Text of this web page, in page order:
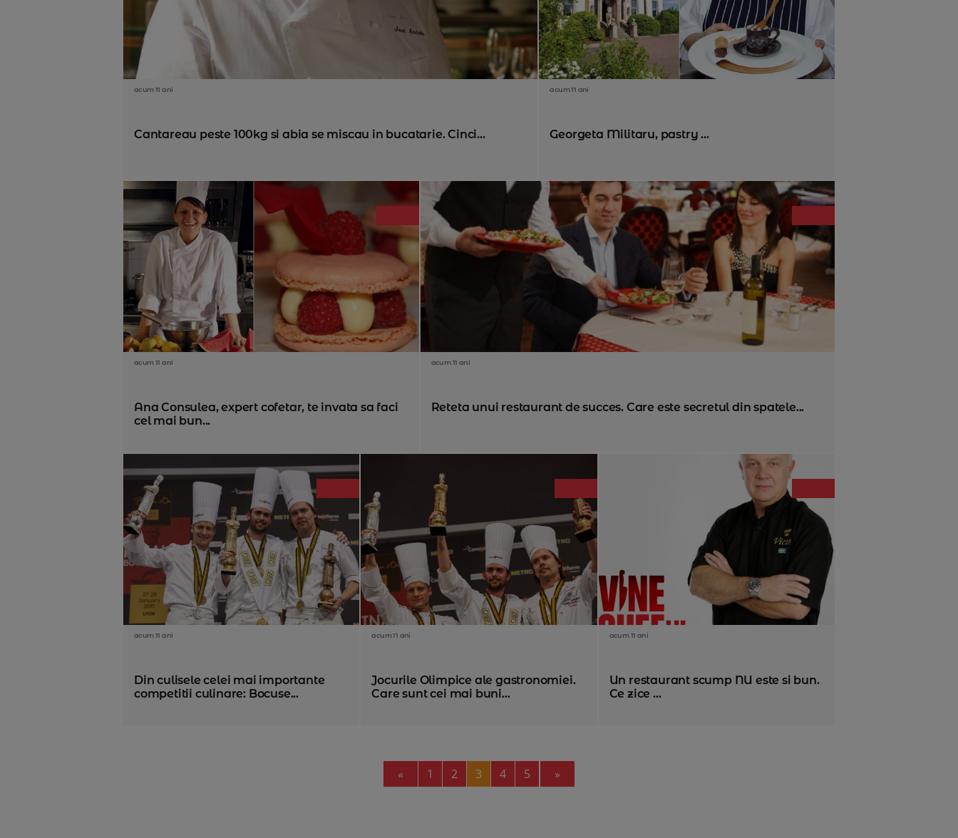
acum 11 ani
Cantareau peste 100kg si abia se miscau in bucatarie. Cinci...
acum 11 ani
Georgeta Militaru, pastry ...
acum 11 ani
Ana Consulea, expert cofetar, te invata sa faci
cel mai bun...
acum 11 ani
Reteta unui restaurant de succes. Care este secretul din spatele...
acum 11 ani
Din culisele celei mai importante
competitii culinare: Bocuse...
acum 11 ani
Jocurile Olimpice ale gastronomiei.
Care sunt cei mai buni...
acum 11 ani
Un restaurant scump NU este si bun.
Ce zice ...
« Previous
1 2 3 4 5 »